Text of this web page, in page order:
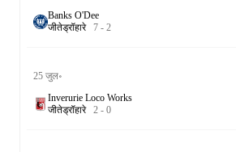
Banks O'Dee
जीतेड्रॉहारे 7 - 2
25 जुल॰
Inverurie Loco Works
जीतेड्रॉहारे 2 - 0